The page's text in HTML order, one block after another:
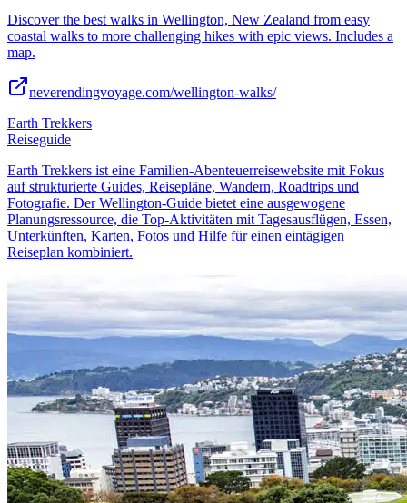
Discover the best walks in Wellington, New Zealand from easy
coastal walks to more challenging hikes with epic views. Includes a
map.
neverendingvoyage.com/wellington-walks/
Earth Trekkers
Reiseguide
Earth Trekkers ist eine Familien-Abenteuerreisewebsite mit Fokus
auf strukturierte Guides, Reisepläne, Wandern, Roadtrips und
Fotografie. Der Wellington-Guide bietet eine ausgewogene
Planungsressource, die Top-Aktivitäten mit Tagesausflügen, Essen,
Unterkünften, Karten, Fotos und Hilfe für einen eintägigen
Reiseplan kombiniert.